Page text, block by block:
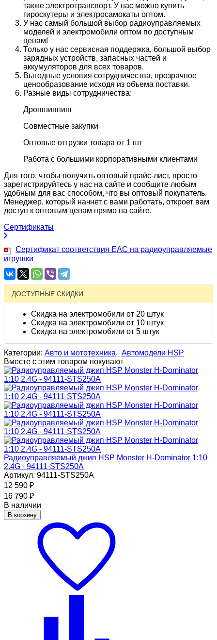
также электротранспорт. У нас можно купить
гироскутеры и электросамокаты оптом.
У нас самый большой выбор радиоуправляемых
моделей и электромобили оптом по доступным
ценам!
Только у нас сервисная поддержка, большой выбор
зарядных устройств, запасных частей и
аккумуляторов для всех товаров.
Выгодные условия сотрудничества, прозрачное
ценообразование исходя из объема поставки.
Разные виды сотрудничества:
Дропшиппинг
Совместные закупки
Оптовые отгрузки товара от 1 шт
Работа с большими корпоративными клиентами
Для того, чтобы получить оптовый прайс-лист, просто
зарегистрируйтесь у нас на сайте и сообщите любым
удобным для вас способом, что вы оптовый покупатель.
Менеджер, который начнет с вами работать, откроет вам
доступ к оптовым ценам прямо на сайте.
Сертификаты
Сертификат соответствия EAC на радиоуправляемые
игрушки
ДОСТУПНЫЕ СКИДКИ
Скидка на электромобили от 20 штук
Скидка на электромобили от 10 штук
Скидка на электромобили от 5 штук
Категории: Авто и мототехника, Автомодели HSP
Вместе с этим товаром покупают
Радиоуправляемый джип HSP Monster H-Dominator 1:10
2.4G - 94111-STS250A
Артикул: 94111-STS250A
12 590 ₽
16 790 ₽
В наличии
В корзину